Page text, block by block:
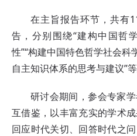
在主旨报告环节，共有
告，分别围绕“建构中国哲
性”“构建中国特色哲学社会科
自主知识体系的思考与建议”
研讨会期间，参会专家
互借鉴，以丰富充实的学术
回应时代关切、回答时代之